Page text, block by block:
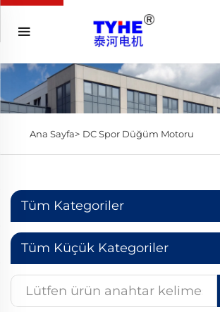
Ana Sayfa> DC Spor Düğüm Motoru
Tüm Kategoriler
Tüm Küçük Kategoriler